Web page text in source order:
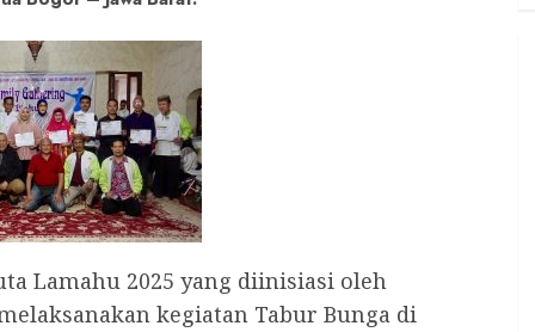
Lamahu 2025 yang diinisiasi oleh
kegiatan Tabur Bunga di